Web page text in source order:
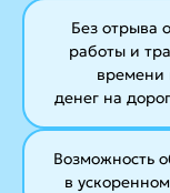
Возможность
в
Без отрыва
работы и
времени
денег на